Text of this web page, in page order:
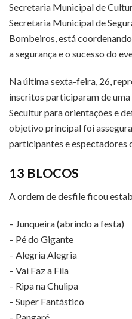
Secretaria Municipal de
Secretaria Municipal de
Bombeiros, está
a segurança e o sucesso do
Na última sexta-feira, 26,
inscritos participaram de
Secultur para orientações e
objetivo principal foi
participantes e espectadores
13 BLOCOS
A ordem de desfile ficou
– Junqueira (abrindo a festa)
– Pé do Gigante
– Alegria Alegria
– Vai Faz a Fila
– Ripa na Chulipa
– Super Fantástico